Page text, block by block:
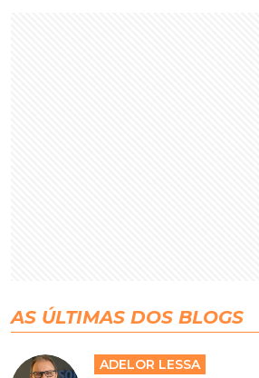
AS ÚLTIMAS DOS BLOGS
ADELOR LESSA